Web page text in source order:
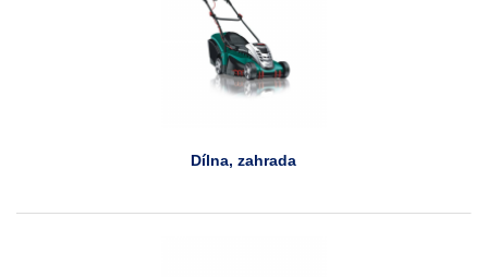
Dílna, zahrada